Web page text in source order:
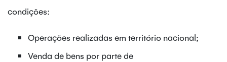
condições:
Operações realizadas em território nacional;
Venda de bens por parte de